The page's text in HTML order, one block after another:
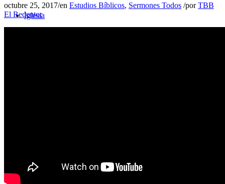
Iglesia
octubre 25, 2017/en Estudios Bíblicos, Sermones Todos /porTBB
El Redentor